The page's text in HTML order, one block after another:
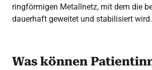
ringförmigen Metallnetz, mit dem die
dauerhaft geweitet und stabilisiert wird.
Was können